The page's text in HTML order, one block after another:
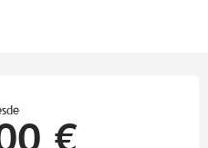
€